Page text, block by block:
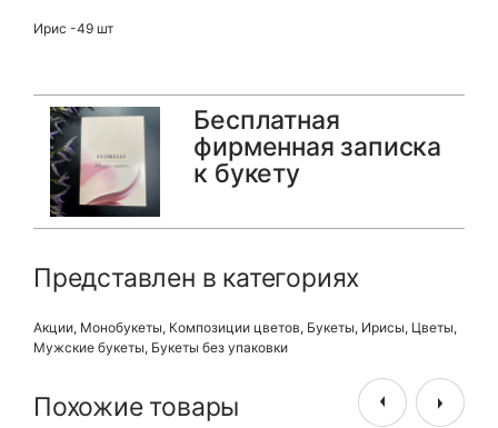
Ирис -49 шт
Бесплатная
фирменная записка
к букету
Представлен в категориях
Акции, Монобукеты, Композиции цветов, Букеты, Ирисы, Цветы,
Мужские букеты, Букеты без упаковки
Похожие товары